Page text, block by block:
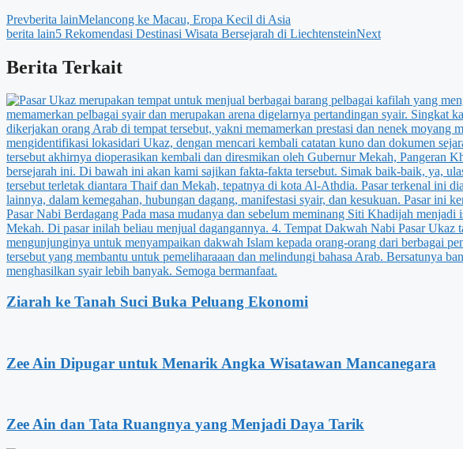
Prevberita lainMelancong ke Macau, Eropa Kecil di Asia
berita lain5 Rekomendasi Destinasi Wisata Bersejarah di LiechtensteinNext
Berita Terkait
Ziarah ke Tanah Suci Buka Peluang Ekonomi
Zee Ain Dipugar untuk Menarik Angka Wisatawan Mancanegara
Zee Ain dan Tata Ruangnya yang Menjadi Daya Tarik